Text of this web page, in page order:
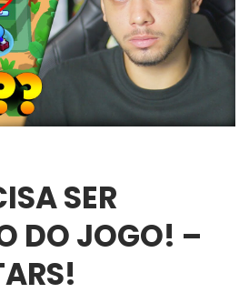
SER
DO JOGO! –